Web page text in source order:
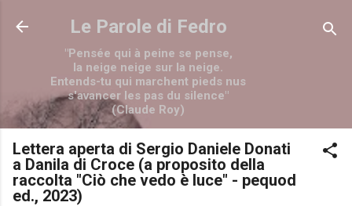
Passa ai contenuti principali
Le Parole di Fedro
"Pensée qui à peine se pense,
la neige neige sur la neige.
Entends-tu qui marchent pieds nus
s'avancer les pas du silence"
(Claude Roy)
Lettera aperta di Sergio Daniele Donati
a Danila di Croce (a proposito della
raccolta "Ciò che vedo è luce" - pequod
ed., 2023)